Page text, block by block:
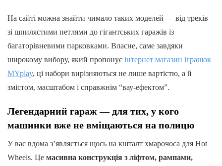
На сайті можна знайти чимало таких моделей — від треків
зі шпилястими петлями до гігантських гаражів із
багаторівневими парковками. Власне, саме завдяки
широкому вибору, який пропонує інтернет магазин іграшок
MYplay, ці набори вирізняються не лише вартістю, а й
змістом, масштабом і справжнім “вау‑ефектом”.
Легендарний гараж — для тих, у кого
машинки вже не вміщаються на полицю
У вас вдома з’являється щось на кшталт хмарочоса для Hot
Wheels. Це масивна конструкція з ліфтом, рампами,